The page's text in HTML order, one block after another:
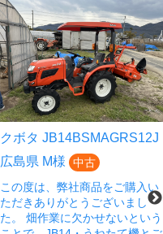
クボタ AW4F-CS10M
広島県 O様
中古
この度は弊社よりご購入いただ
き誠にありがとうございまし
た。 試運転、アフターフォロー